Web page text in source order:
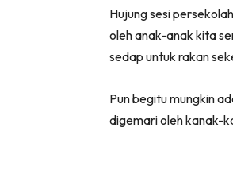
Hujung sesi
oleh anak-anak kita
sedap untuk rakan
Pun begitu mungkin
digemari oleh kanak-